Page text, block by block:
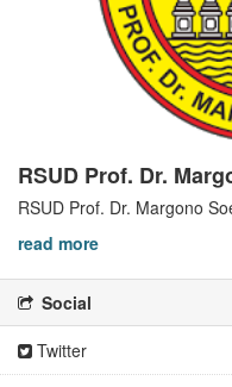
RSUD Prof. Dr.
RSUD Prof. Dr. Margono
read more
Social
Twitter